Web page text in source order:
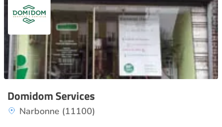
Domidom Services
Narbonne (11100)